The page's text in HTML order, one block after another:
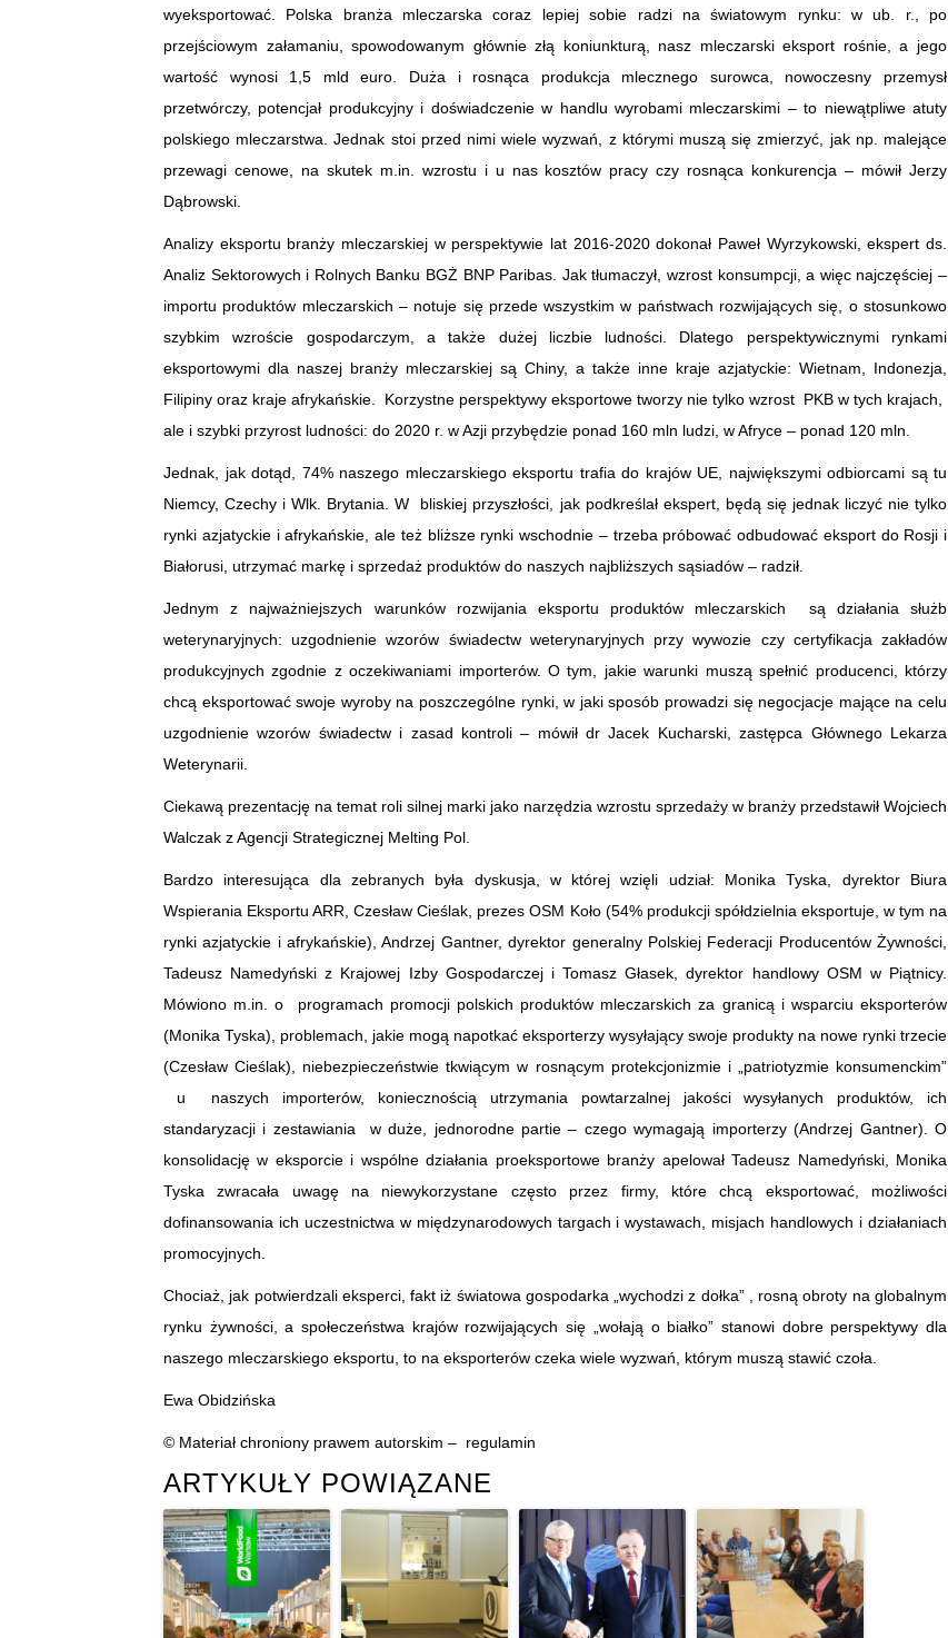
wyeksportować. Polska branża mleczarska coraz lepiej sobie radzi na światowym rynku: w ub. r., po
przejściowym załamaniu, spowodowanym głównie złą koniunkturą, nasz mleczarski eksport rośnie, a jego
wartość wynosi 1,5 mld euro. Duża i rosnąca produkcja mlecznego surowca, nowoczesny przemysł
przetwórczy, potencjał produkcyjny i doświadczenie w handlu wyrobami mleczarskimi – to niewątpliwe atuty
polskiego mleczarstwa. Jednak stoi przed nimi wiele wyzwań, z którymi muszą się zmierzyć, jak np. malejące
przewagi cenowe, na skutek m.in. wzrostu i u nas kosztów pracy czy rosnąca konkurencja – mówił Jerzy
Dąbrowski.
Analizy eksportu branży mleczarskiej w perspektywie lat 2016-2020 dokonał Paweł Wyrzykowski, ekspert ds.
Analiz Sektorowych i Rolnych Banku BGŻ BNP Paribas. Jak tłumaczył, wzrost konsumpcji, a więc najczęściej –
importu produktów mleczarskich – notuje się przede wszystkim w państwach rozwijających się, o stosunkowo
szybkim wzroście gospodarczym, a także dużej liczbie ludności. Dlatego perspektywicznymi rynkami
eksportowymi dla naszej branży mleczarskiej są Chiny, a także inne kraje azjatyckie: Wietnam, Indonezja,
Filipiny oraz kraje afrykańskie. Korzystne perspektywy eksportowe tworzy nie tylko wzrost PKB w tych krajach,
ale i szybki przyrost ludności: do 2020 r. w Azji przybędzie ponad 160 mln ludzi, w Afryce – ponad 120 mln.
Jednak, jak dotąd, 74% naszego mleczarskiego eksportu trafia do krajów UE, największymi odbiorcami są tu
Niemcy, Czechy i Wlk. Brytania. W bliskiej przyszłości, jak podkreślał ekspert, będą się jednak liczyć nie tylko
rynki azjatyckie i afrykańskie, ale też bliższe rynki wschodnie – trzeba próbować odbudować eksport do Rosji i
Białorusi, utrzymać markę i sprzedaż produktów do naszych najbliższych sąsiadów – radził.
Jednym z najważniejszych warunków rozwijania eksportu produktów mleczarskich są działania służb
weterynaryjnych: uzgodnienie wzorów świadectw weterynaryjnych przy wywozie czy certyfikacja zakładów
produkcyjnych zgodnie z oczekiwaniami importerów. O tym, jakie warunki muszą spełnić producenci, którzy
chcą eksportować swoje wyroby na poszczególne rynki, w jaki sposób prowadzi się negocjacje mające na celu
uzgodnienie wzorów świadectw i zasad kontroli – mówił dr Jacek Kucharski, zastępca Głównego Lekarza
Weterynarii.
Ciekawą prezentację na temat roli silnej marki jako narzędzia wzrostu sprzedaży w branży przedstawił Wojciech
Walczak z Agencji Strategicznej Melting Pol.
Bardzo interesująca dla zebranych była dyskusja, w której wzięli udział: Monika Tyska, dyrektor Biura
Wspierania Eksportu ARR, Czesław Cieślak, prezes OSM Koło (54% produkcji spółdzielnia eksportuje, w tym na
rynki azjatyckie i afrykańskie), Andrzej Gantner, dyrektor generalny Polskiej Federacji Producentów Żywności,
Tadeusz Namedyński z Krajowej Izby Gospodarczej i Tomasz Głasek, dyrektor handlowy OSM w Piątnicy.
Mówiono m.in. o programach promocji polskich produktów mleczarskich za granicą i wsparciu eksporterów
(Monika Tyska), problemach, jakie mogą napotkać eksporterzy wysyłający swoje produkty na nowe rynki trzecie
(Czesław Cieślak), niebezpieczeństwie tkwiącym w rosnącym protekcjonizmie i „patriotyzmie konsumenckim”
u naszych importerów, koniecznością utrzymania powtarzalnej jakości wysyłanych produktów, ich
standaryzacji i zestawiania w duże, jednorodne partie – czego wymagają importerzy (Andrzej Gantner). O
konsolidację w eksporcie i wspólne działania proeksportowe branży apelował Tadeusz Namedyński, Monika
Tyska zwracała uwagę na niewykorzystane często przez firmy, które chcą eksportować, możliwości
dofinansowania ich uczestnictwa w międzynarodowych targach i wystawach, misjach handlowych i działaniach
promocyjnych.
Chociaż, jak potwierdzali eksperci, fakt iż światowa gospodarka „wychodzi z dołka” , rosną obroty na globalnym
rynku żywności, a społeczeństwa krajów rozwijających się „wołają o białko” stanowi dobre perspektywy dla
naszego mleczarskiego eksportu, to na eksporterów czeka wiele wyzwań, którym muszą stawić czoła.
Ewa Obidzińska
© Materiał chroniony prawem autorskim – regulamin
ARTYKUŁY POWIĄZANE